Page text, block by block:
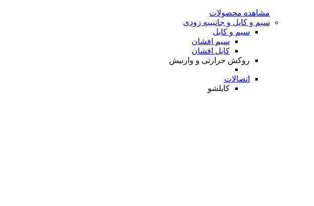
مشاهده محصولات
سیم و کابل و جانبیبه زودی
سیم و کابل
سیم افشان
کابل افشان
روکش حرارتی و وارنیش
اتصالات
کابلشو